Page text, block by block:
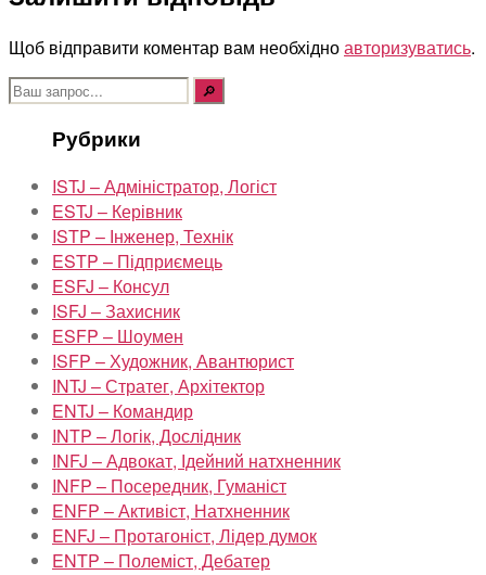
Щоб відправити коментар вам необхідноавторизуватись.
Шукати:
Рубрики
ISTJ – Адміністратор, Логіст
ESTJ – Керівник
ISTP – Інженер, Технік
ESTP – Підприємець
ESFJ – Консул
ISFJ – Захисник
ESFP – Шоумен
ISFP – Художник, Авантюрист
INTJ – Стратег, Архітектор
ENTJ – Командир
INTP – Логік, Дослідник
INFJ – Адвокат, Ідейний натхненник
INFP – Посередник, Гуманіст
ENFP – Активіст, Натхненник
ENFJ – Протагоніст, Лідер думок
ENTP – Полеміст, Дебатер